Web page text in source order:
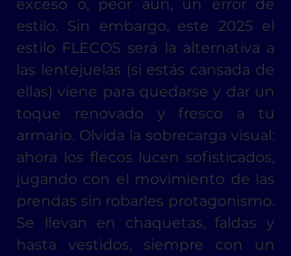
exceso o, peor aún, un error de
estilo. Sin embargo, este 2025 el
estilo FLECOS será la alternativa a
las lentejuelas (si estás cansada de
ellas) viene para quedarse y dar un
toque renovado y fresco a tu
armario. Olvida la sobrecarga visual:
ahora los flecos lucen sofisticados,
jugando con el movimiento de las
prendas sin robarles protagonismo.
Se llevan en chaquetas, faldas y
hasta vestidos, siempre con un